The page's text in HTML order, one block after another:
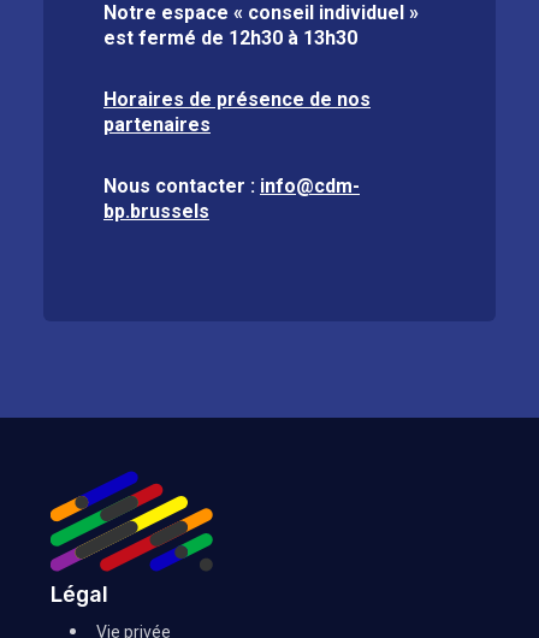
Notre espace « conseil individuel »
est fermé de 12h30 à 13h30
Horaires de présence de nos
partenaires
Nous contacter : info@cdm-
bp.brussels
Légal
Vie privée